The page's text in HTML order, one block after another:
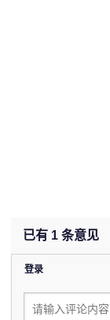
已有 1 条意见
登录